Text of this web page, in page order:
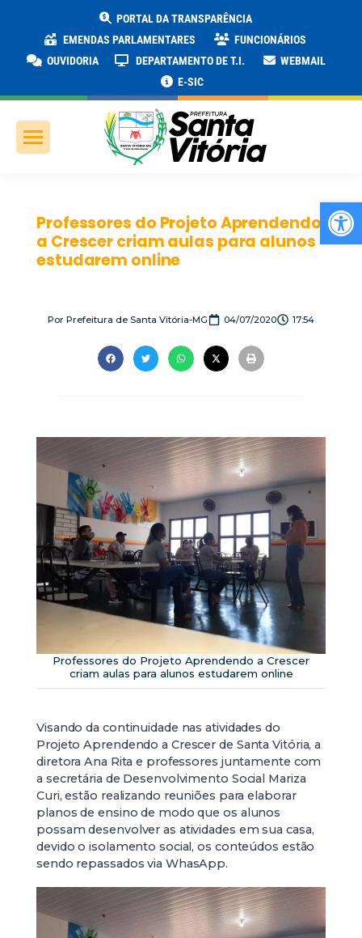
PORTAL DA TRANSPARÊNCIA
EMENDAS PARLAMENTARES
FUNCIONÁRIOS
OUVIDORIA
DEPARTAMENTO DE T.I.
WEBMAIL
E-SIC
Professores do Projeto Aprendendo
a Crescer criam aulas para alunos
estudarem online
Por Prefeitura de Santa Vitória-MG 04/07/2020 17:54
Professores do Projeto Aprendendo a Crescer
criam aulas para alunos estudarem online
Visando da continuidade nas atividades do
Projeto Aprendendo a Crescer de Santa Vitória, a
diretora Ana Rita e professores juntamente com
a secretária de Desenvolvimento Social Mariza
Curi, estão realizando reuniões para elaborar
planos de ensino de modo que os alunos
possam desenvolver as atividades em sua casa,
devido o isolamento social, os conteúdos estão
sendo repassados via WhasApp.